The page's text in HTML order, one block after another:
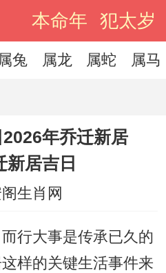
本命年 犯太岁
属兔 属龙 属蛇 属马
年乔迁新居
居吉日
生肖网
行大事是传承已久的
样的关键生活事件来